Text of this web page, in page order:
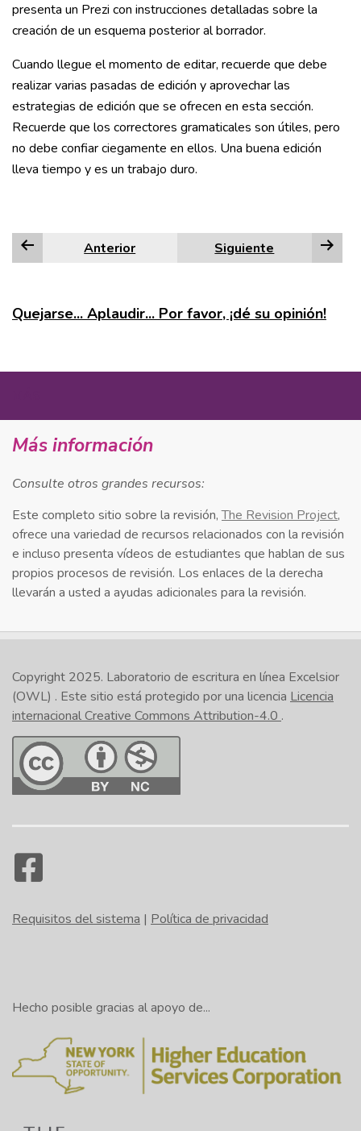
presenta un Prezi con instrucciones detalladas sobre la
creación de un esquema posterior al borrador.
Cuando llegue el momento de editar, recuerde que debe
realizar varias pasadas de edición y aprovechar las
estrategias de edición que se ofrecen en esta sección.
Recuerde que los correctores gramaticales son útiles, pero
no debe confiar ciegamente en ellos. Una buena edición
lleva tiempo y es un trabajo duro.
Anterior Siguiente
Quejarse... Aplaudir... Por favor, ¡dé su opinión!
Más información
Consulte otros grandes recursos:
Este completo sitio sobre la revisión,The Revision Project,
ofrece una variedad de recursos relacionados con la revisión
e incluso presenta vídeos de estudiantes que hablan de sus
propios procesos de revisión. Los enlaces de la derecha
llevarán a usted a ayudas adicionales para la revisión.
Copyright 2025. Laboratorio de escritura en línea Excelsior
(OWL) . Este sitio está protegido por una licencia Licencia
internacional Creative Commons Attribution-4.0 .
Requisitos del sistema | Política de privacidad
Hecho posible gracias al apoyo de...